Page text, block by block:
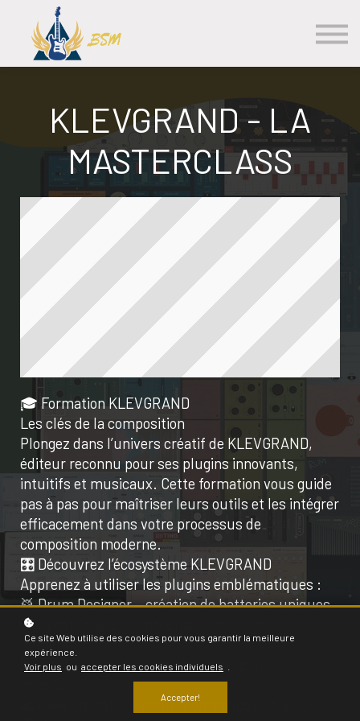
Se Connecter
KLEVGRAND - LA
MASTERCLASS
🎓 Formation KLEVGRAND
Les clés de la composition
Plongez dans l’univers créatif de KLEVGRAND,
éditeur reconnu pour ses plugins innovants,
intuitifs et musicaux. Cette formation vous guide
pas à pas pour maîtriser leurs outils et les intégrer
efficacement dans votre processus de
composition moderne.
🎛️ Découvrez l’écosystème KLEVGRAND
Apprenez à utiliser les plugins emblématiques :
🥁 Drum Designer – création de batteries uniques
🎹 SyndtSphere – synthétiseur inspirant et
immersif
🎚️ REAMP – simulation d’amplis et textures
🌊 DAW Cassette – saturation analogique et lo-fi
Ce site Web utilise des cookies pour vous garantir la meilleure
expérience.
Voir plus ou accepter les cookies individuels
Accepter!